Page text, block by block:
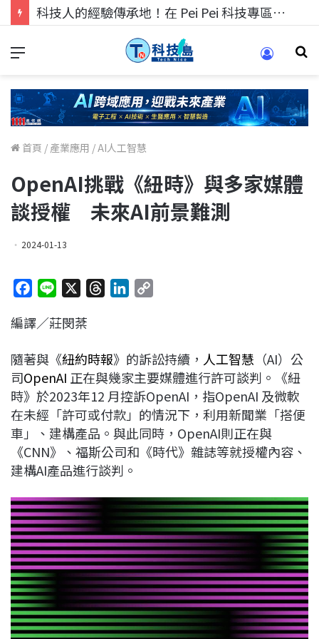
科技人的經驗傳承地！在 Pei Pei 科技專區，與學弟妹交流最硬核的技術
首頁 / 產業應用 /AI人工智慧
OpenAI挑戰《紐時》與多家媒體
談授權 未來AI前景難測
2024-01-13
c
b
o
o
k
n
a
d
s
e
d
I
n
L
i
n
k
編譯／莊閔棻
隨著與《紐約時報》的訴訟持續， 人工智慧 （AI）公
司OpenAI 正在與幾家主要媒體進行許可談判。《紐
時》於2023年12 月控訴OpenAI，指OpenAI 及微軟
在未經「許可或付款」的情況下，利用新聞業「搭便
車」、建構產品。與此同時，OpenAI則正在與
《CNN》、福斯公司和《時代》雜誌等就授權內容、
建構AI產品進行談判。